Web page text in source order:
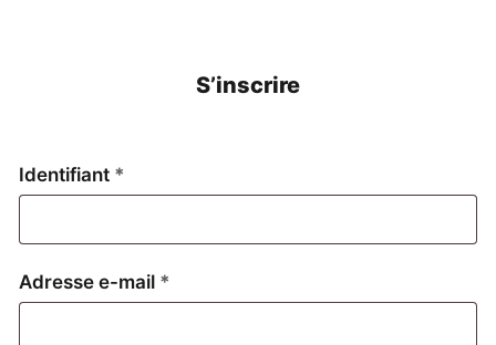
S’inscrire
Identifiant *
Adresse e-mail *